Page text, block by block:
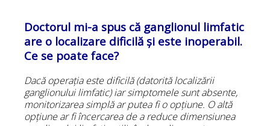
Doctorul mi-a spus că ganglionul limfatic
are o localizare dificilă și este inoperabil.
Ce se poate face?
Dacă operația este dificilă (datorită localizării
ganglionului limfatic) iar simptomele sunt absente,
monitorizarea simplă ar putea fi o opțiune. O altă
opțiune ar fi încercarea de a reduce dimensiunea